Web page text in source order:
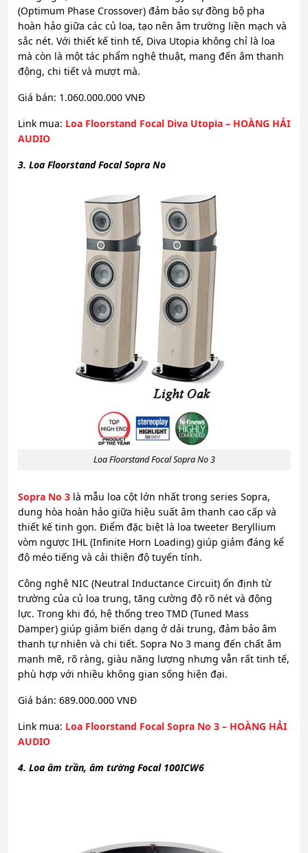
(Optimum Phase Crossover) đảm bảo sự đồng bộ pha
hoàn hảo giữa các củ loa, tạo nên âm trường liền mạch và
sắc nét. Với thiết kế tinh tế, Diva Utopia không chỉ là loa
mà còn là một tác phẩm nghệ thuật, mang đến âm thanh
động, chi tiết và mượt mà.
Giá bán: 1.060.000.000 VNĐ
Link mua: Loa Floorstand Focal Diva Utopia – HOÀNG HẢI
AUDIO
3. Loa Floorstand Focal Sopra No
Loa Floorstand Focal Sopra No 3
Sopra No 3 là mẫu loa cột lớn nhất trong series Sopra,
dung hòa hoàn hảo giữa hiệu suất âm thanh cao cấp và
thiết kế tinh gọn. Điểm đặc biệt là loa tweeter Beryllium
vòm ngược IHL (Infinite Horn Loading) giúp giảm đáng kể
độ méo tiếng và cải thiện độ tuyến tính.
Công nghệ NIC (Neutral Inductance Circuit) ổn định từ
trường của củ loa trung, tăng cường độ rõ nét và động
lực. Trong khi đó, hệ thống treo TMD (Tuned Mass
Damper) giúp giảm biến dạng ở dải trung, đảm bảo âm
thanh tự nhiên và chi tiết. Sopra No 3 mang đến chất âm
mạnh mẽ, rõ ràng, giàu năng lượng nhưng vẫn rất tinh tế,
phù hợp với nhiều không gian sống hiện đại.
Giá bán: 689.000.000 VNĐ
Link mua: Loa Floorstand Focal Sopra No 3 – HOÀNG HẢI
AUDIO
4. Loa âm trần, âm tường Focal 100ICW6